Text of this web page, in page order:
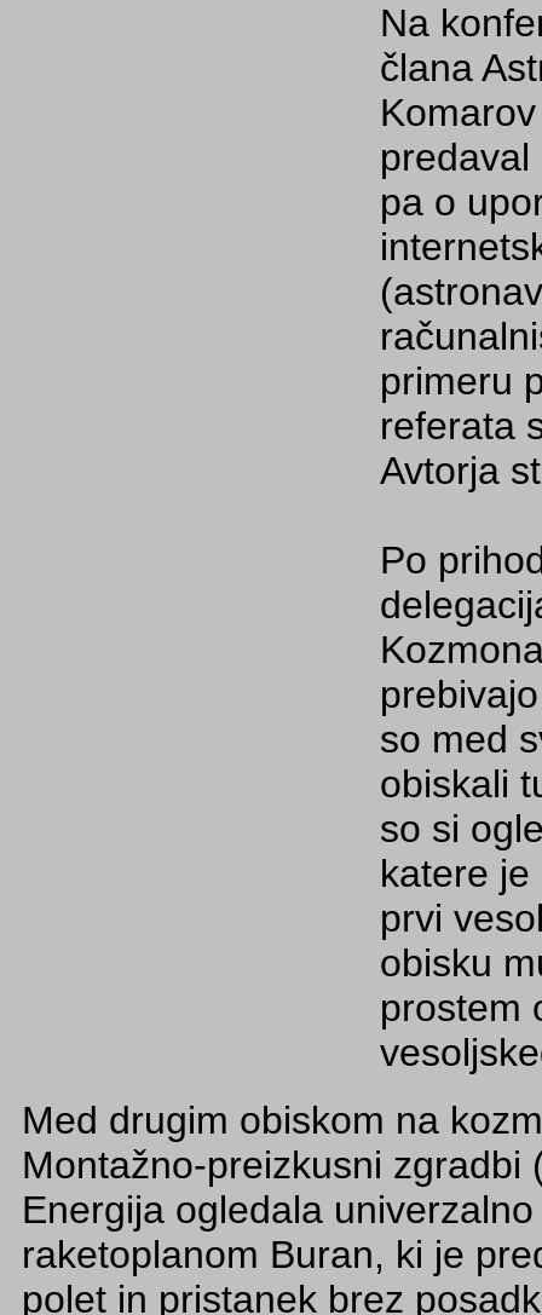
Na
člana
pa o
primeru
referata
Avtorja
Po
so med
obiskali
so si
katere
prvi
obisku
prostem
Med drugim obiskom na
Montažno-preizkusni
Energija ogledala
raketoplanom Buran, ki je
polet in pristanek brez